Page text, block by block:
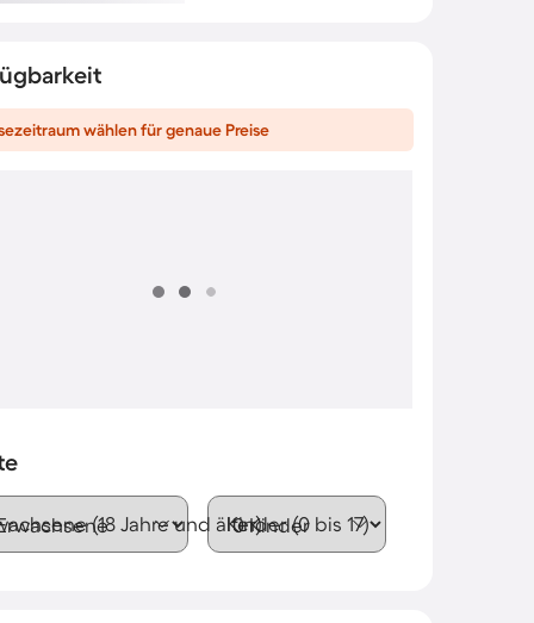
wählen für genaue Preise
(18 Jahre und älter)Kinder (0 bis 17)